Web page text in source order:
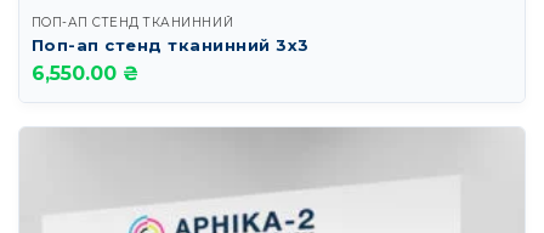
ПОП-АП СТЕНД ТКАНИННИЙ
Поп-ап стенд тканинний 3х3
6,550.00 ₴